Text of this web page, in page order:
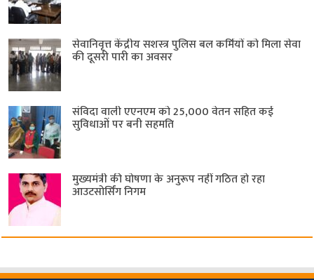
सेवानिवृत्त केंद्रीय सशस्त्र पुलिस बल ​कर्मियों को मिला सेवा
की दूसरी पारी का अवसर
संविदा वाली एएनएम को 25,000 वेतन सहित कई
सुविधाओं पर बनी सहमति
मुख्यमंत्री की घोषणा के अनुरूप नहीं गठित हो रहा
आउटसोर्सिंग निगम